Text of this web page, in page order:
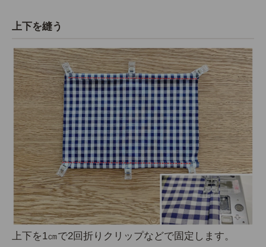
上下を縫う
上下を1㎝で2回折り クリップなどで固定します。